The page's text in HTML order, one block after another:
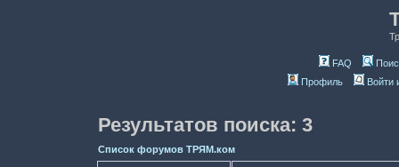
FAQ
Профиль
Войти
Результатов поиска: 3
Список форумов ТРЯМ.ком